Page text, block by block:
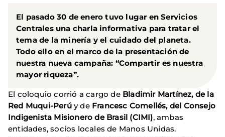
El pasado 30 de enero tuvo lugar en Servicios
Centrales una charla informativa para tratar el
tema de la minería y el cuidado del planeta.
Todo ello en el marco de la presentación de
nuestra nueva campaña: “Compartir es nuestra
mayor riqueza”.
El coloquio corrió a cargo de Bladimir Martínez, de la
Red Muqui-Perúy de Francesc Comellés, del Consejo
Indigenista Misionero de Brasil (CIMI), ambas
entidades, socios locales de Manos Unidas.